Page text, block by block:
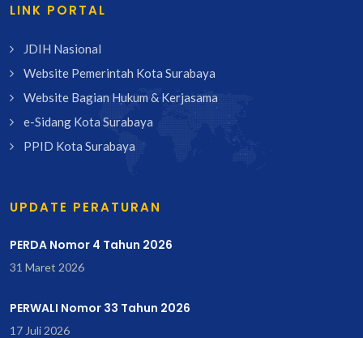
LINK PORTAL
JDIH Nasional
Website Pemerintah Kota Surabaya
Website Bagian Hukum & Kerjasama
e-Sidang Kota Surabaya
PPID Kota Surabaya
UPDATE PERATURAN
PERDA Nomor 4 Tahun 2026
31 Maret 2026
PERWALI Nomor 33 Tahun 2026
17 Juli 2026